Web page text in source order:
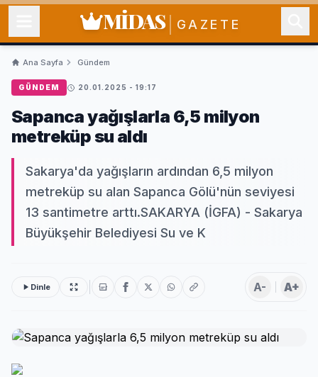
MİDAS GAZETE
Ana Sayfa Gündem
GÜNDEM 20.01.2025 - 19:17
Sapanca yağışlarla 6,5 milyon
metreküp su aldı
Sakarya'da yağışların ardından 6,5 milyon
metreküp su alan Sapanca Gölü'nün seviyesi
13 santimetre arttı.SAKARYA (İGFA) - Sakarya
Büyükşehir Belediyesi Su ve K
Dinle A- A+